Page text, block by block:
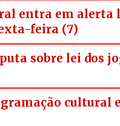
entra em alerta
feira (7)
sobre lei dos
cultural